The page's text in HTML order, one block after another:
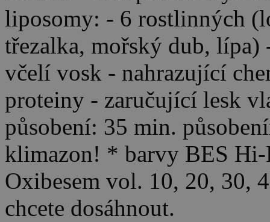
liposomy: - 6 rostlinných
třezalka, mořský dub,
včelí vosk - nahrazující
proteiny - zaručující lesk
působení: 35 min.
klimazon! * barvy BES
Oxibesem vol. 10, 20, 30,
chcete dosáhnout.